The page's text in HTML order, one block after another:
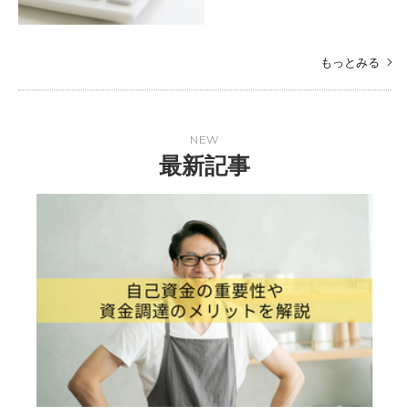
もっとみる
NEW
最新記事